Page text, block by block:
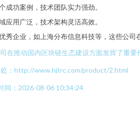
成功案例，技术团队实力强劲。
应用广泛，技术架构灵活高效。
秀企业，如上海分布信息科技等，这些公
推动国内区块链生态建设方面发挥了重要
：http://www.hjtrc.com/product/2.html
间：2026-08-06 10:34:24